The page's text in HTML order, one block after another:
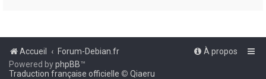
Accueil Forum-Debian.fr
À propos
Powered byphpBB™
Traduction française officielle © Qiaeru